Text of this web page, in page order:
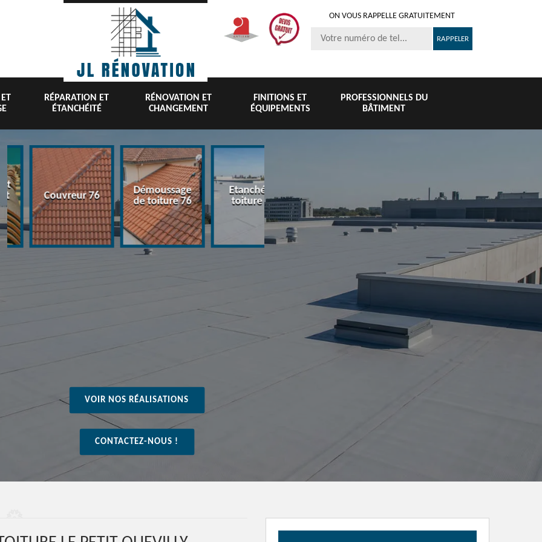
ON VOUS RAPPELLE GRATUITEMENT
RÉPARATION ET
ÉTANCHÉITÉ
RÉNOVATION ET
CHANGEMENT
FINITIONS ET
ÉQUIPEMENTS
PROFESSIONNELS DU
BÂTIMENT
Couvreur 76
Démoussage
de toiture 76
Etanchéité
toiture 76
Nettoyage et
pose de
gouttière 76
tuile et
76
VOIR NOS RÉALISATIONS
CONTACTEZ-NOUS !